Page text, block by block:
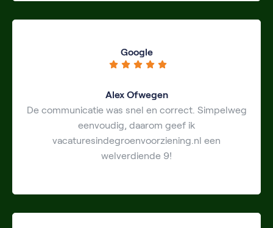
Google
Alex Ofwegen
De communicatie was snel en correct. Simpelweg
eenvoudig, daarom geef ik
vacaturesindegroenvoorziening.nl een
welverdiende 9!